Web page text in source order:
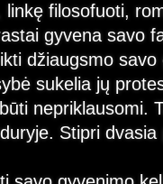
linkę filosofuoti,
gyvena savo
džiaugsmo
sukelia jų
nepriklausomi.
Stipri